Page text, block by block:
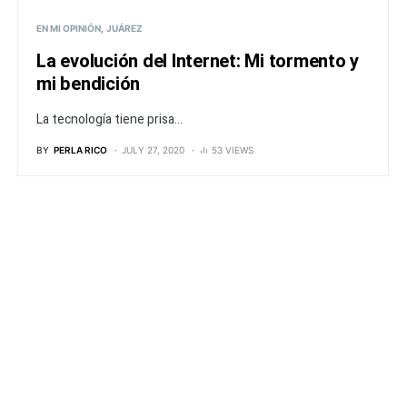
EN MI OPINIÓN JUÁREZ
La evolución del Internet: Mi tormento y
mi bendición
La tecnología tiene prisa...
BY PERLA RICO JULY 27, 2020 53 VIEWS